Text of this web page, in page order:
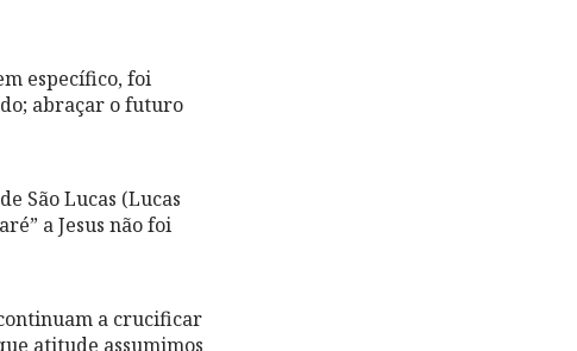
específico, foi
abraçar o futuro
São Lucas (Lucas
a Jesus não foi
a crucificar
atitude assumimos